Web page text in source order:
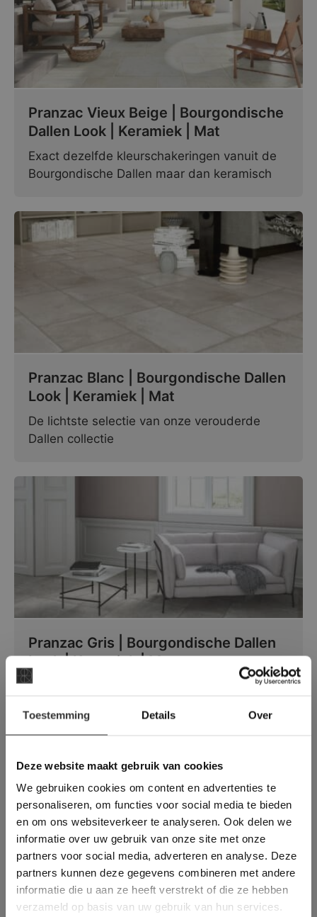
Toestemming Details Over
Deze website maakt gebruik van cookies
We gebruiken cookies om content en advertenties te
personaliseren, om functies voor social media te bieden
en om ons websiteverkeer te analyseren. Ook delen we
informatie over uw gebruik van onze site met onze
partners voor social media, adverteren en analyse. Deze
partners kunnen deze gegevens combineren met andere
informatie die u aan ze heeft verstrekt of die ze hebben
verzameld op basis van uw gebruik van hun services.
Pranzac Vieux Beige | Bourgondische
Dallen Look | Keramiek | Mat
Exact dezelfde kleurschakeringen vanuit de
Bourgondische Dallen maar dan keramisch
Pranzac Blanc | Bourgondische Dallen
Look | Keramiek | Mat
De lichtste selectie van onze verouderde
Dallen collectie
Pranzac Gris | Bourgondische Dallen
Look | Keramiek | Mat
Het keramische alternatief voor Franse
Pranzac Beige | Bourgondische Dallen
Deze website maakt
gebruik van cookies.
This Cookie Banner was deleted and is no
longer working. Please contact the website
administrator.
Deze website gebruikt cookies om de
gebruikerservaring te verbeteren. Door
gebruik te maken van onze website geeft u
toestemming voor alle cookies in
overeenstemming met ons cookiebeleid.Lees
verder
ALLES ACCEPTEREN